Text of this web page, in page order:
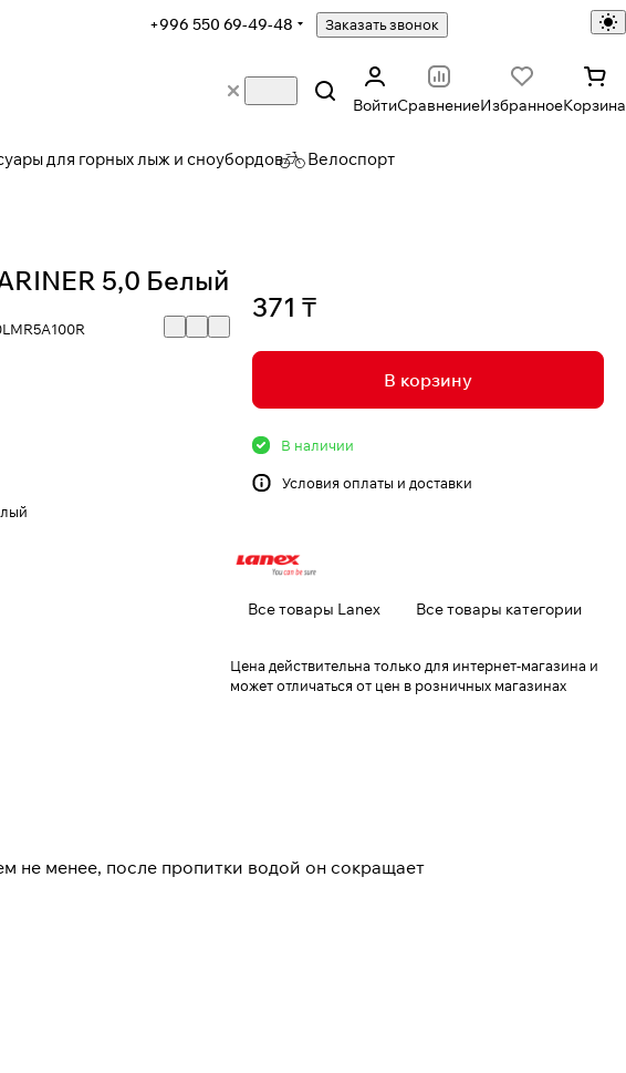
+996 550 69-49-48 Заказать звонок
ВойтиСравнениеИзбранноеКорзина
для горных лыж и сноубордов Велоспорт
5,0 Белый
371 ₸
В корзину
В наличии
Условия оплаты и доставки
Все товары Lanex Все товары категории
Цена действительна только для интернет-магазина и
может отличаться от цен в розничных магазинах
не менее, после пропитки водой он сокращает